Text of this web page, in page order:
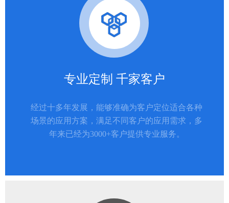
专业定制 千家客户
经过十多年发展，能够准确为客户定位适合各种
场景的应用方案，满足不同客户的应用需求，多
年来已经为3000+客户提供专业服务。